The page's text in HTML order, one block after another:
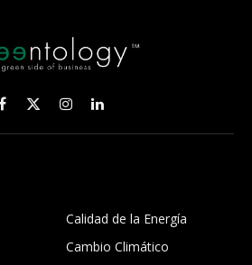
Facebook
X
(Twitter)
InstagramLinkedIn
Calidad de la Energía
Cambio Climático